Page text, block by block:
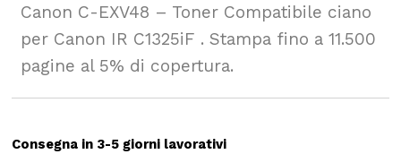
Canon C-EXV48 – Toner Compatibile ciano
per Canon IR C1325iF . Stampa fino a 11.500
pagine al 5% di copertura.
Consegna in 3-5 giorni lavorativi